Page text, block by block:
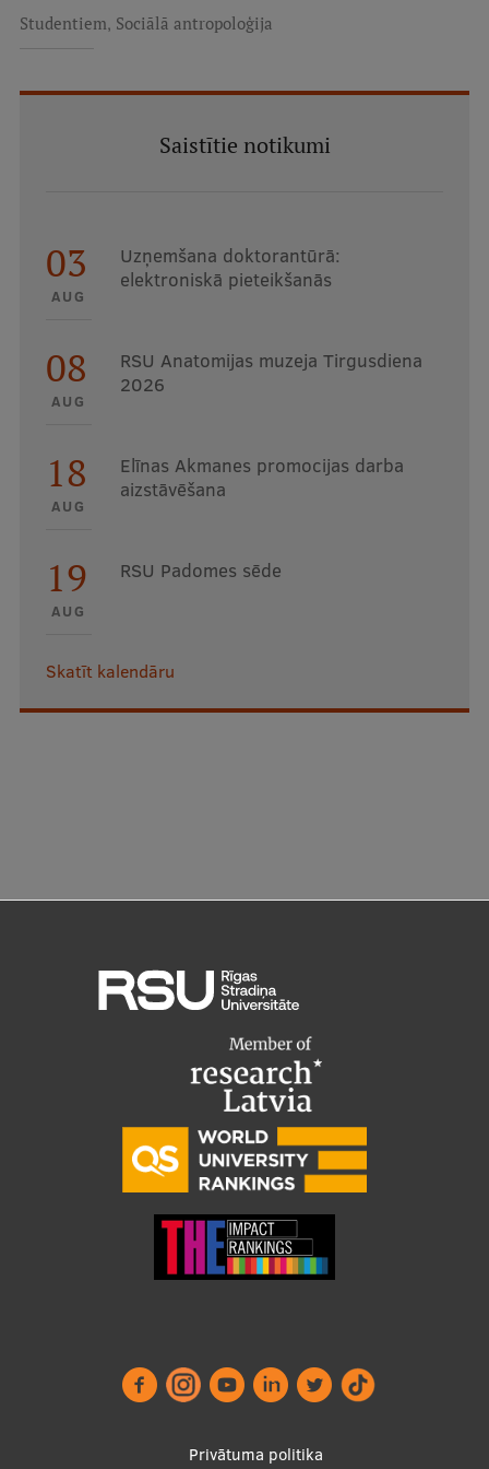
Studentiem, Sociālā antropoloģija
Saistītie notikumi
03
AUG
Uzņemšana doktorantūrā:
elektroniskā pieteikšanās
08
AUG
RSU Anatomijas muzeja Tirgusdiena
2026
18
AUG
Elīnas Akmanes promocijas darba
aizstāvēšana
19
AUG
RSU Padomes sēde
Skatīt kalendāru
Privātuma politika